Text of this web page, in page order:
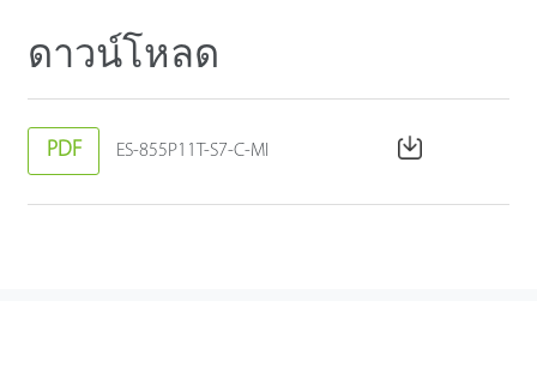
ดาวน์โหลด
PDF ES-855P11T-S7-C-MI